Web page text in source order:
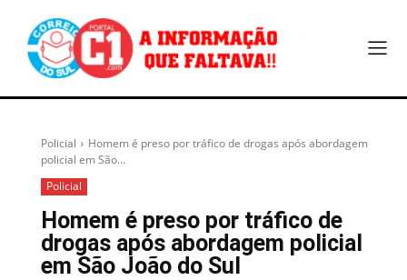
Policial
Homem é preso por tráfico de drogas após abordagem
policial em São...
Policial
Homem é preso por tráfico de
drogas após abordagem policial
em São João do Sul